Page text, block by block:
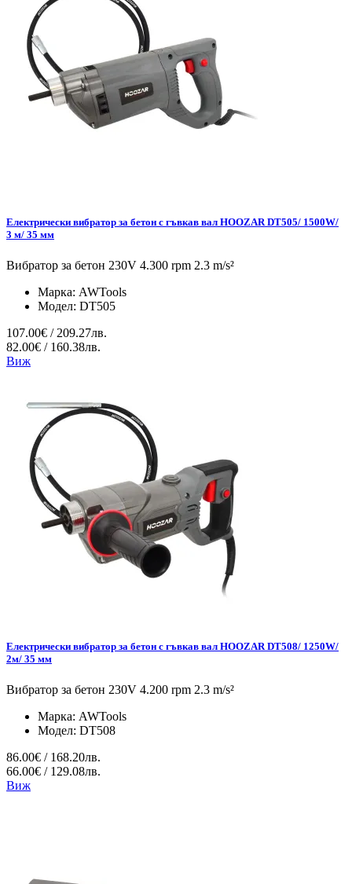
Електрически вибратор за бетон с гъвкав вал HOOZAR DT505/ 1500W/
3 м/ 35 мм
Вибратор за бетон 230V 4.300 rpm 2.3 m/s²
Марка: AWTools
Модел: DT505
107.00€ / 209.27лв.
82.00€ / 160.38лв.
Виж
Електрически вибратор за бетон с гъвкав вал HOOZAR DT508/ 1250W/
2м/ 35 мм
Вибратор за бетон 230V 4.200 rpm 2.3 m/s²
Марка: AWTools
Модел: DT508
86.00€ / 168.20лв.
66.00€ / 129.08лв.
Виж